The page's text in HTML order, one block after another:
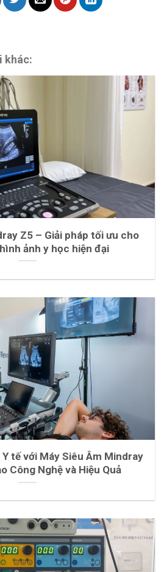
khác:
Z5 – Giải pháp tối ưu cho
ảnh y học hiện đại
tế với Máy Siêu Âm Mindray
Công Nghệ và Hiệu Quả